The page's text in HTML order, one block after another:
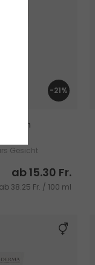
-21%
Gesicht
ab 15.30 Fr.
ab 38.25 Fr. / 100 ml